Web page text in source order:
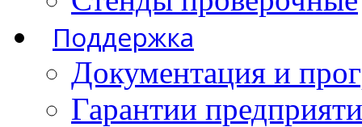
Поддержка
Документация и
Гарантии